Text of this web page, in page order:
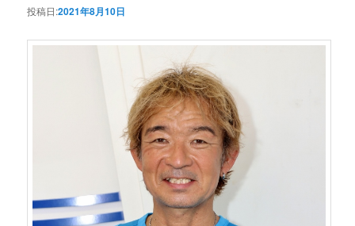
投稿日:2021年8月10日